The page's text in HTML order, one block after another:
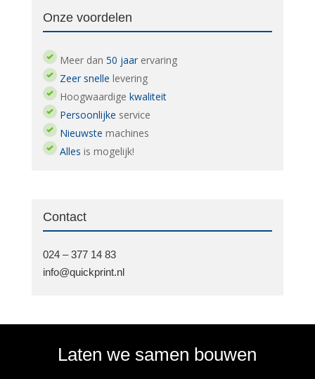
Onze voordelen
Meer dan 50 jaarervaring
Zeer snelle levering
Hoogwaardige kwaliteit
Persoonlijke service
Nieuwste machines
Alles is mogelijk!
Contact
024 – 377 14 83
info@quickprint.nl
Laten we samen bouwen